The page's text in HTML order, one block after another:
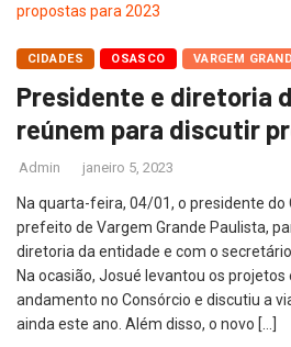
CIDADES OSASCO VARGEM
Presidente e diretoria
reúnem para discutir
Admin janeiro 5, 2023
Na quarta-feira, 04/01, o presidente do
prefeito de Vargem Grande Paulista,
diretoria da entidade e com o
Na ocasião, Josué levantou os
andamento no Consórcio e discutiu a
ainda este ano. Além disso, o novo […]